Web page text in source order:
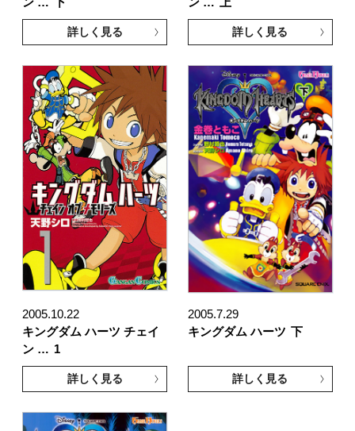
ン … 下
詳しく見る
ン … 上
詳しく見る
2005.10.22
キングダム ハーツ チェイ
ン … 1
詳しく見る
2005.7.29
キングダム ハーツ 下
詳しく見る